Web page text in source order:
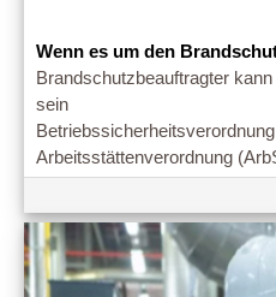
Wenn es um den
Brandschutzbeauftragter
sein
Arbeitsstättenverordnung